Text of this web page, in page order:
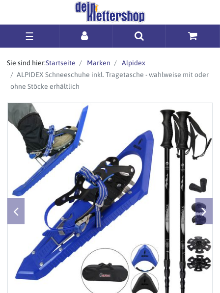
☰
Sie sind hier:Startseite Marken
Alpidex
ALPIDEX Schneeschuhe inkl. Tragetasche - wahlweise mit oder
ohne Stöcke erhältlich